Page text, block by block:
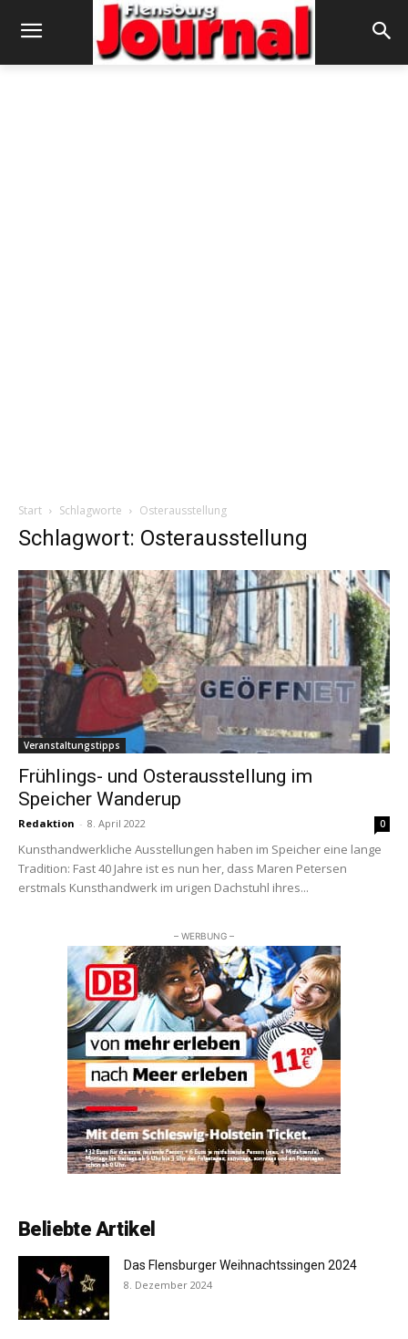
Start Schlagworte Osterausstellung
Schlagwort: Osterausstellung
Veranstaltungstipps
Frühlings- und Osterausstellung im
Speicher Wanderup
Redaktion - 8. April 2022 0
Kunsthandwerkliche Ausstellungen haben im Speicher eine lange
Tradition: Fast 40 Jahre ist es nun her, dass Maren Petersen
erstmals Kunsthandwerk im urigen Dachstuhl ihres...
– WERBUNG –
Beliebte Artikel
Das Flensburger Weihnachtssingen 2024
8. Dezember 2024